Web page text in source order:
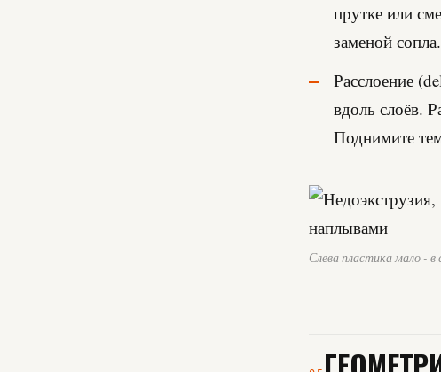
прутке или
заменой сопла.
Расслоение
вдоль слоёв.
Поднимите
Слева пластика мало - в